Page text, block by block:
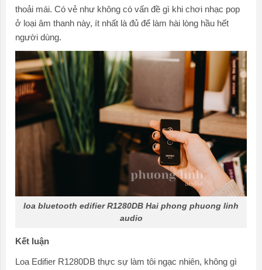
thoải mái. Có vẻ như không có vấn đề gì khi chơi nhạc pop
ở loại âm thanh này, ít nhất là đủ để làm hài lòng hầu hết
người dùng.
loa bluetooth edifier R1280DB Hai phong phuong linh
audio
Kết luận
Loa Edifier R1280DB thực sự làm tôi ngạc nhiên, không gì